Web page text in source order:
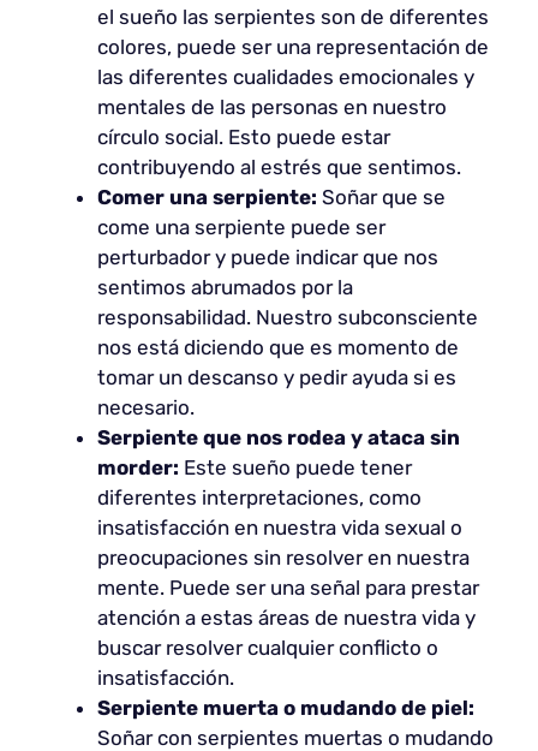
el sueño las serpientes son de diferentes
colores, puede ser una representación de
las diferentes cualidades emocionales y
mentales de las personas en nuestro
círculo social. Esto puede estar
contribuyendo al estrés que sentimos.
Comer una serpiente: Soñar que se
come una serpiente puede ser
perturbador y puede indicar que nos
sentimos abrumados por la
responsabilidad. Nuestro subconsciente
nos está diciendo que es momento de
tomar un descanso y pedir ayuda si es
necesario.
Serpiente que nos rodea y ataca sin
morder: Este sueño puede tener
diferentes interpretaciones, como
insatisfacción en nuestra vida sexual o
preocupaciones sin resolver en nuestra
mente. Puede ser una señal para prestar
atención a estas áreas de nuestra vida y
buscar resolver cualquier conflicto o
insatisfacción.
Serpiente muerta o mudando de piel:
Soñar con serpientes muertas o mudando